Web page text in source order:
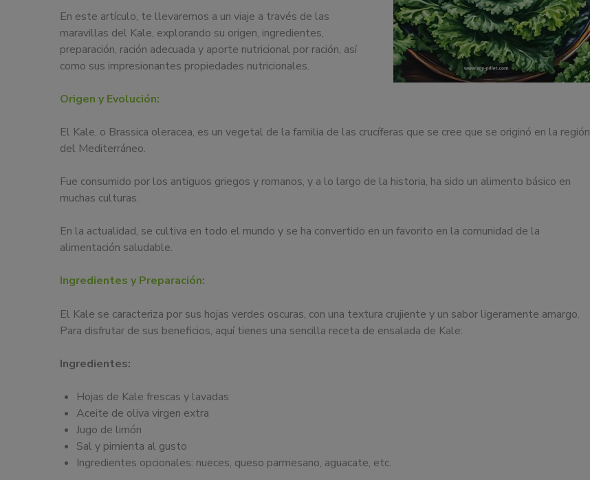
nutrición
alimentaria
tanto
para
instituciones,
empresas,
ferias,
En este artículo, te llevaremos a un viaje a través de las
maravillas del Kale, explorando su origen, ingredientes,
preparación, ración adecuada y aporte nutricional por ración, así
como sus impresionantes propiedades nutricionales.
Origen y Evolución:
El Kale, o Brassica oleracea, es un vegetal de la familia de las crucíferas que se cree que se originó en la región
del Mediterráneo.
Fue consumido por los antiguos griegos y romanos, y a lo largo de la historia, ha sido un alimento básico en
muchas culturas.
En la actualidad, se cultiva en todo el mundo y se ha convertido en un favorito en la comunidad de la
alimentación saludable.
Ingredientes y Preparación:
El Kale se caracteriza por sus hojas verdes oscuras, con una textura crujiente y un sabor ligeramente amargo.
Para disfrutar de sus beneficios, aquí tienes una sencilla receta de ensalada de Kale:
Ingredientes:
Hojas de Kale frescas y lavadas
Aceite de oliva virgen extra
Jugo de limón
Sal y pimienta al gusto
Ingredientes opcionales: nueces, queso parmesano, aguacate, etc.